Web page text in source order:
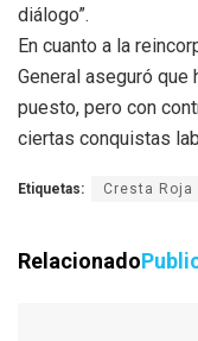
diálogo”.
En cuanto a la
General aseguró
puesto, pero con
ciertas conquistas
Etiquetas: Cresta Roja
Relacionado